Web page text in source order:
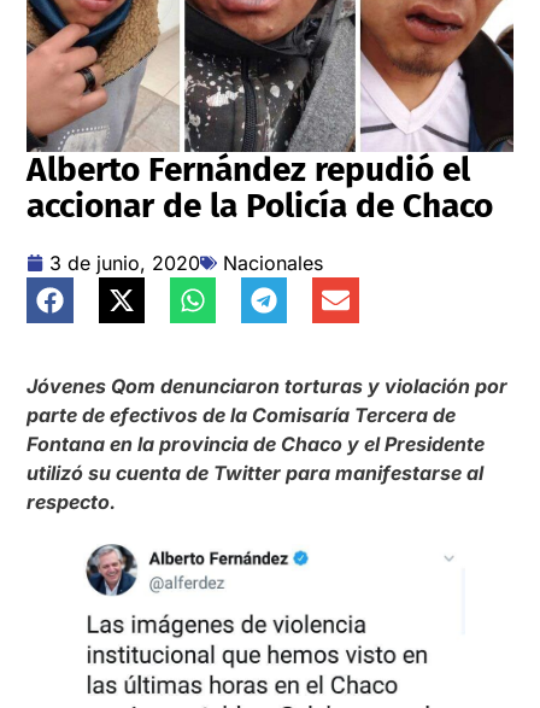
Alberto Fernández repudió el
accionar de la Policía de Chaco
3 de junio, 2020 Nacionales
Jóvenes Qom denunciaron torturas y violación por
parte de efectivos de la Comisaría Tercera de
Fontana en la provincia de Chaco y el Presidente
utilizó su cuenta de Twitter para manifestarse al
respecto.